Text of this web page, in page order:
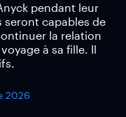
pendant leur
seront capables de
la relation
à sa fille. Il
2026